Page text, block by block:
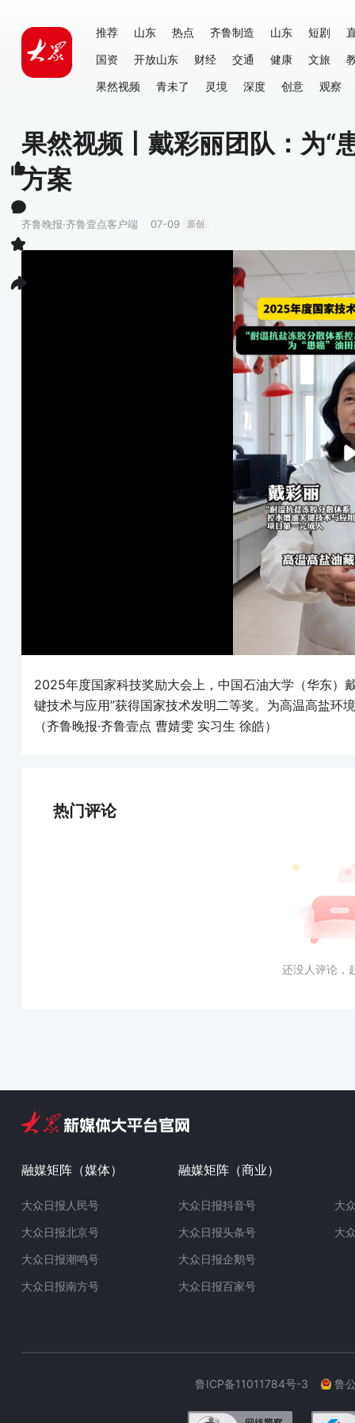
推荐 山东 热点 齐鲁制造 山东 短剧
国资
开放山东 财经 交通 健康 文旅
果然视频
青未了 灵境 深度 创意 观察
果然视频丨戴彩丽团队：为“
方案
齐鲁晚报·齐鲁壹点客户端 07-09 原创
2025年度国家科技奖励大会上，中国石油大学（华东）
键技术与应用”获得国家技术发明二等奖。为高温高盐环
（齐鲁晚报·齐鲁壹点 曹婧雯 实习生 徐皓）
热门评论
还没人评论，
融媒矩阵（媒体）
大众日报人民号
大众日报北京号
大众日报潮鸣号
大众日报南方号
融媒矩阵（商业）
大众日报抖音号
大众日报头条号
大众日报企鹅号
大众日报百家号
大
大
鲁ICP备11011784号-3 鲁